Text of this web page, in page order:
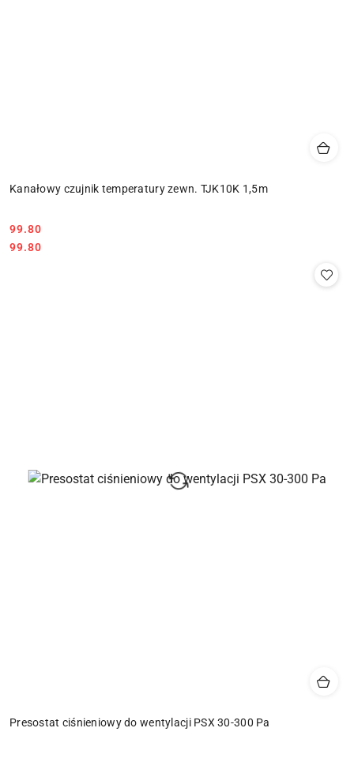
Kanałowy czujnik temperatury zewn. TJK10K 1,5m
Cena:
99.80
Cena:
99.80
Presostat ciśnieniowy do wentylacji PSX 30-300 Pa